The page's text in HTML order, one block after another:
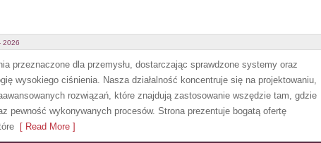
2026
przeznaczone dla przemysłu, dostarczając sprawdzone systemy oraz
wysokiego ciśnienia. Nasza działalność koncentruje się na projektowaniu,
rozwiązań, które znajdują zastosowanie wszędzie tam, gdzie
pewność wykonywanych procesów. Strona prezentuje bogatą ofertę
[ Read More ]